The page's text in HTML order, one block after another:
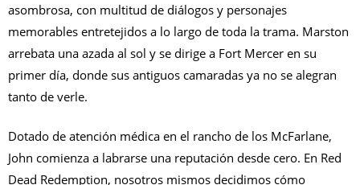
asombrosa, con multitud de diálogos y personajes
memorables entretejidos a lo largo de toda la trama. Marston
arrebata una azada al sol y se dirige a Fort Mercer en su
primer día, donde sus antiguos camaradas ya no se alegran
tanto de verle.
Dotado de atención médica en el rancho de los McFarlane,
John comienza a labrarse una reputación desde cero. En Red
Dead Redemption, nosotros mismos decidimos cómo